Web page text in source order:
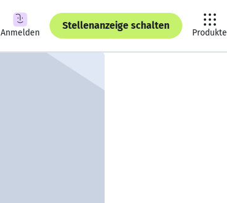
Anmelden
Stellenanzeige schalten
Produkte